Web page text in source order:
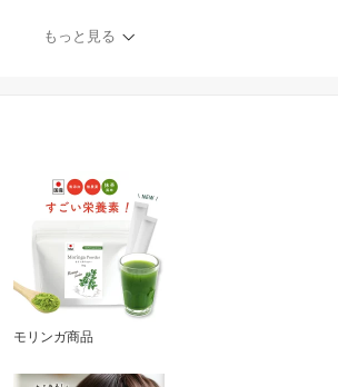
ルタイプ ぶどう風味 サ
プリ グミ 鉄分 子供 口コ
もっと見る
モリンガ商品